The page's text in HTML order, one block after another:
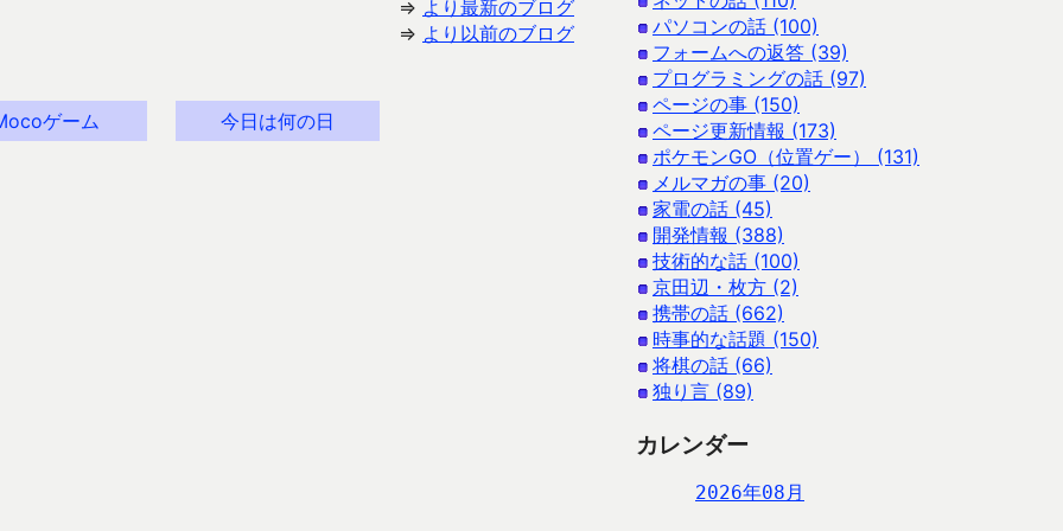
⇒ より最新のブログ
⇒ より以前のブログ
ゲーム 今日は何の日
パソコンの話 (100)
フォームへの返答 (39)
プログラミングの話 (97)
ページの事 (150)
ページ更新情報 (173)
ポケモンGO（位置ゲー） (131)
メルマガの事 (20)
家電の話 (45)
開発情報 (388)
技術的な話 (100)
京田辺・枚方 (2)
携帯の話 (662)
時事的な話題 (150)
将棋の話 (66)
独り言 (89)
カレンダー
2026年08月